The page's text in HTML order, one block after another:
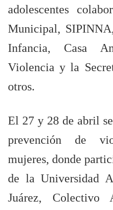
adolescentes
Municipal,
Infancia, Casa
Violencia y la
otros.
El 27 y 28 de abril
prevención de
mujeres, donde
de la Universidad
Juárez, Colectivo